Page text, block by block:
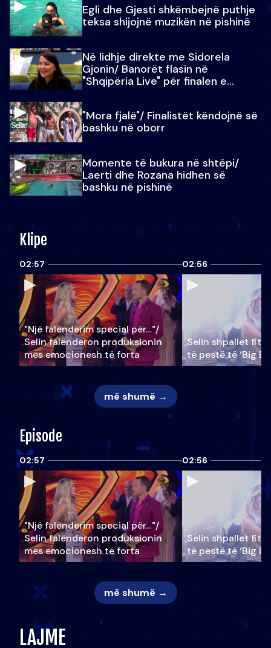
Egli dhe Gjesti shkëmbejnë puthje
teksa shijojnë muzikën në pishinë
Në lidhje direkte me Sidorela
Gjonin/ Banorët flasin në
"Shqipëria Live" për finalen e
"Mora fjalë"/ Finalistët këndojnë së
bashku në oborr
Momente të bukura në shtëpi/
Laerti dhe Rozana hidhen së
bashku në pishinë
Klipe
02:57
"Një falenderim special për…"/
Selin falënderon produksionin
mes emocionesh të forta
02:56
Selin shpallet
të pestë të ‘Big
më shumë →
Episode
02:57
"Një falenderim special për…"/
Selin falënderon produksionin
mes emocionesh të forta
02:56
Selin shpallet
të pestë të ‘Big
më shumë →
LAJME